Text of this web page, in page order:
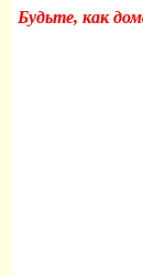
Будьте, как